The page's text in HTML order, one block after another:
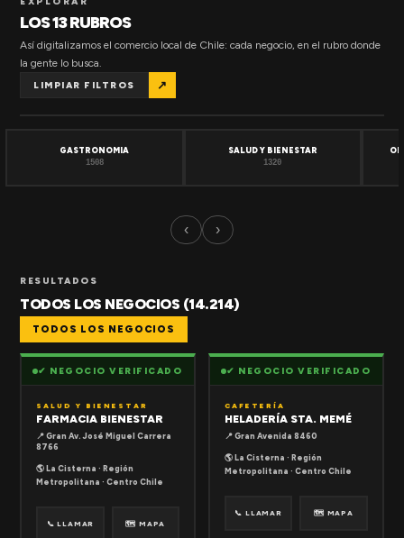
LOS 13 RUBROS
Así digitalizamos el comercio local de Chile: cada negocio, en el rubro donde
la gente lo busca.
LIMPIAR FILTROS ↗
GASTRONOMIA
1508
SALUD Y BIENESTAR
1320
‹ ›
RESULTADOS
TODOS LOS NEGOCIOS (14.214)
TODOS LOS NEGOCIOS
✔ NEGOCIO VERIFICADO
SALUD Y BIENESTAR
FARMACIA BIENESTAR
📍 Gran Av. José Miguel Carrera
8766
🌎 La Cisterna · Región
Metropolitana · Centro Chile
📞 LLAMAR 🗺 MAPA
✔ NEGOCIO VERIFICADO
CAFETERÍA
HELADERÍA STA. MEMÉ
📍 Gran Avenida 8460
🌎 La Cisterna · Región
Metropolitana · Centro Chile
📞 LLAMAR 🗺 MAPA